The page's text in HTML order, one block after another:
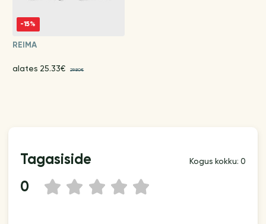
-15%
REIMA
alates 25.33€ 29.80€
Tagasiside Kogus kokku: 0
0 5
4
3
2
1